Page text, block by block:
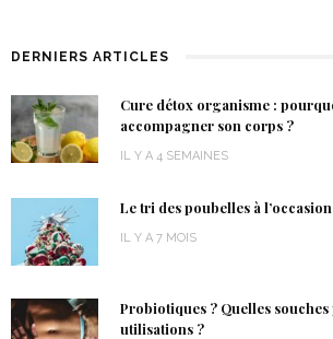
DERNIERS ARTICLES
Cure détox organisme :
accompagner son corps ?
IL Y A 4 SEMAINES
Le tri des poubelles à
IL Y A 7 MOIS
Probiotiques ? Quelles
utilisations ?